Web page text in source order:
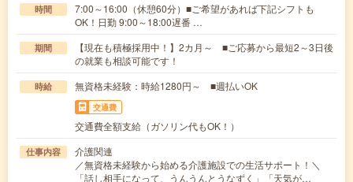
時間
7:00～16:00（休憩60分）■ご希望があれば下記シフトも
OK！日勤 9:00～18:00遅番 …
期間
【現在も積極採用中！】2カ月～ ■ご応募から最短2～3日後
の就業も相談可能です！
時給 無資格未経験：時給1280円～ ■週払いOK
交通費
交通費全額支給（ガソリン代もOK！）
仕事内容
介護関連
／無資格未経験から始める介護施設での生活サポート！＼
「話し相手になって、うんうんとうなずく」「天気が…